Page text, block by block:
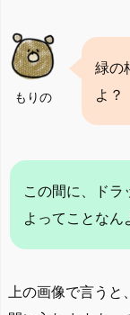
もりの
緑の
よ？
この間に、ドラ
よってことなん
上の画像で言う